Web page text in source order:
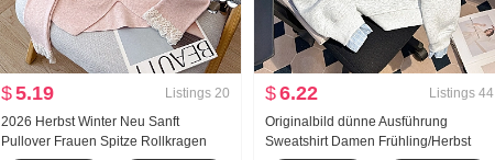
$5.19 Listings 20
2026 Herbst Winter Neu Sanft
Pullover Frauen Spitze Rollkragen
$6.22 Listings 44
Originalbild dünne Ausführung
Sweatshirt Damen Frühling/Herbst